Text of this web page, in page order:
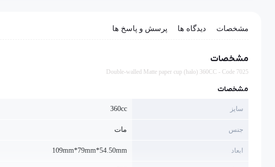
مشخصات دیدگاه ها پرسش و پاسخ ها
مشخصات
Double-walled Matte paper cup (halo) 360CC - Code 7025
مشخصات
سایز 360cc
جنس مات
ابعاد 109mm*79mm*54.50mm